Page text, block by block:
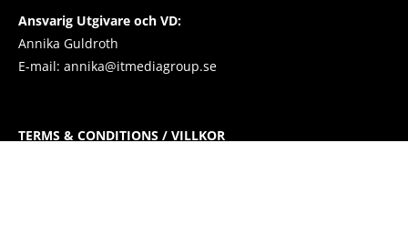
Ansvarig Utgivare och VD:
Annika Guldroth
E-mail: annika@itmediagroup.se
TERMS & CONDITIONS / VILLKOR